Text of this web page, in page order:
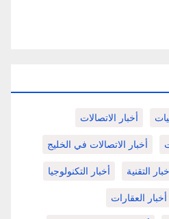
أخبار الاتصالات
أخبار الاتصالات في الخليج
التقنية أخبار التكنولوجيا
أخبار العقارات